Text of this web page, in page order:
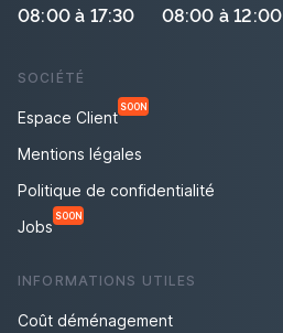
08:00 à 17:30 08:00 à 12:00
SOCIÉTÉ
Espace Client
SOON
Mentions légales
Politique de confidentialité
Jobs
SOON
INFORMATIONS UTILES
Coût déménagement